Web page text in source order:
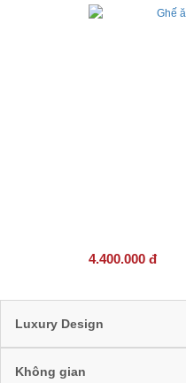
4.400.000 đ
Luxury Design
Không gian